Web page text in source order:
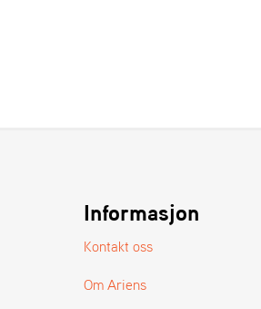
Informasjon
Kontakt oss
Om Ariens